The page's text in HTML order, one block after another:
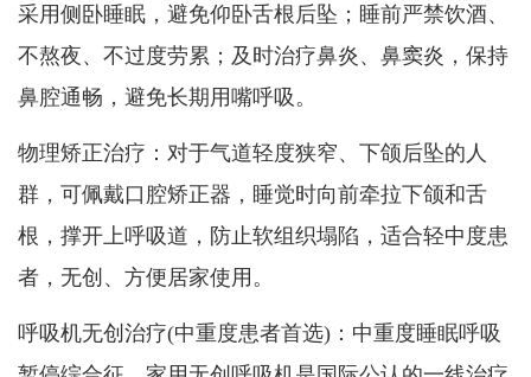
采用侧卧睡眠，避免仰卧舌根后坠；睡前严禁饮酒、
不熬夜、不过度劳累；及时治疗鼻炎、鼻窦炎，保持
鼻腔通畅，避免长期用嘴呼吸。
物理矫正治疗：对于气道轻度狭窄、下颌后坠的人
群，可佩戴口腔矫正器，睡觉时向前牵拉下颌和舌
根，撑开上呼吸道，防止软组织塌陷，适合轻中度患
者，无创、方便居家使用。
呼吸机无创治疗(中重度患者首选)：中重度睡眠呼吸